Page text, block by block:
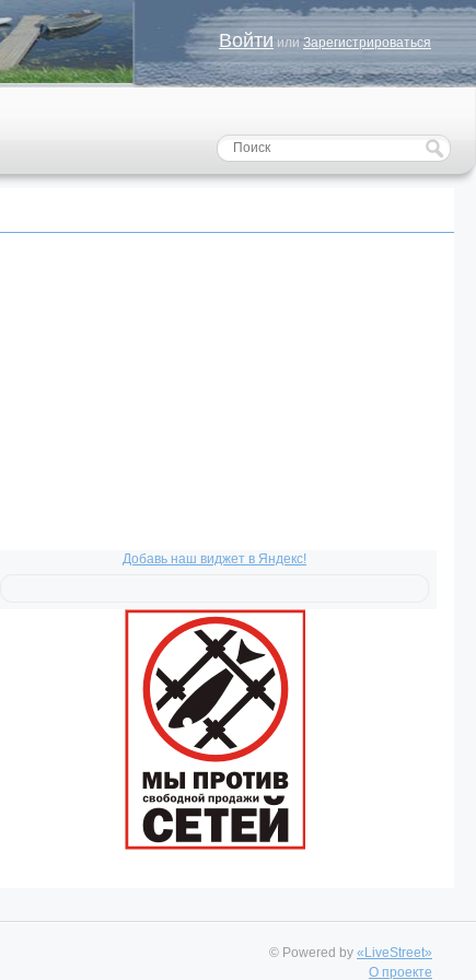
Войти или Зарегистрироваться
Добавь наш виджет в Яндекс!
© Powered by «LiveStreet»
О проекте